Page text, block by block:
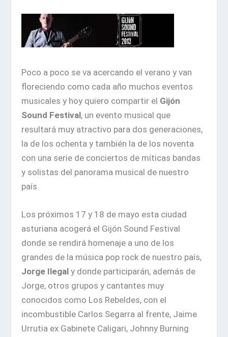
Poco a poco se va acercando el verano y van
floreciendo como cada año muchos eventos
musicales y hoy quiero compartir el Gijón
Sound Festival, un evento musical que
resultará muy atractivo para dos generaciones,
la de los ochenta y también la de los noventa
con una serie de conciertos de míticas bandas
y solistas del panorama musical de nuestro
país.
Los próximos 17 y 18 de mayo esta ciudad
asturiana acogerá el Gijón Sound Festival
donde se rendirá homenaje a uno de los
grandes de la música pop rock de nuestro país,
Jorge Ilegal y donde participarán, además de
Jorge, otros grupos y cantantes muy
conocidos como Los Rebeldes, con el
incombustible Carlos Segarra al frente, Jaime
Urrutia ex Gabinete Caligari, Johnny Burning